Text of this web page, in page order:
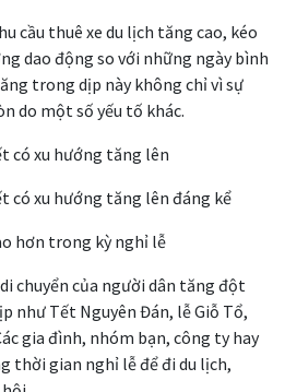
cầu thuê xe du lịch tăng cao, kéo
dao động so với những ngày bình
trong dịp này không chỉ vì sự
do một số yếu tố khác.
có xu hướng tăng lên
có xu hướng tăng lên đáng kể
hơn trong kỳ nghỉ lễ
chuyển của người dân tăng đột
như Tết Nguyên Đán, lễ Giỗ Tổ,
gia đình, nhóm bạn, công ty hay
thời gian nghỉ lễ để đi du lịch,